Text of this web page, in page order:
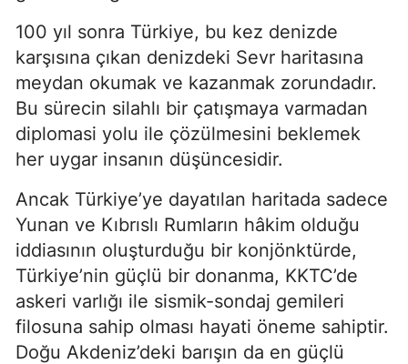
100 yıl sonra Türkiye, bu kez denizde
karşısına çıkan denizdeki Sevr haritasına
meydan okumak ve kazanmak zorundadır.
Bu sürecin silahlı bir çatışmaya varmadan
diplomasi yolu ile çözülmesini beklemek
her uygar insanın düşüncesidir.
Ancak Türkiye’ye dayatılan haritada sadece
Yunan ve Kıbrıslı Rumların hâkim olduğu
iddiasının oluşturduğu bir konjönktürde,
Türkiye’nin güçlü bir donanma, KKTC’de
askeri varlığı ile sismik-sondaj gemileri
filosuna sahip olması hayati öneme sahiptir.
Doğu Akdeniz’deki barışın da en güçlü